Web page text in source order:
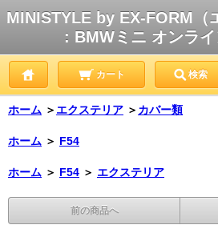
MINISTYLE by EX-FORM（
: BMWミニ オンラ
カート 検索
ホーム ＞ エクステリア ＞ カバー類
ホーム ＞ F54
ホーム ＞ F54 ＞ エクステリア
前の商品へ